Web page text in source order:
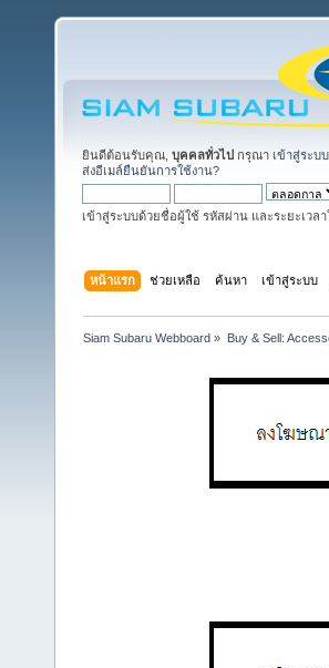
ยินดีต้อนรับคุณ, บุคคลทั่วไป กรุณา เข้าสู่ระบบ
ส่งอีเมล์ยืนยันการใช้งาน?
เข้าสู่ระบบด้วยชื่อผู้ใช้ รหัสผ่าน และระยะเวล
หน้าแรก ช่วยเหลือ ค้นหา เข้าสู่ระบบ
Siam Subaru Webboard » Buy & Sell: